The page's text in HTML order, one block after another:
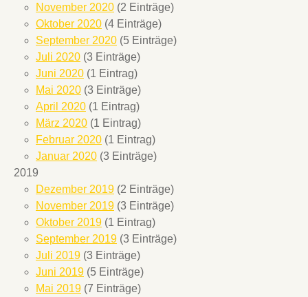
November 2020 (2 Einträge)
Oktober 2020 (4 Einträge)
September 2020 (5 Einträge)
Juli 2020 (3 Einträge)
Juni 2020 (1 Eintrag)
Mai 2020 (3 Einträge)
April 2020 (1 Eintrag)
März 2020 (1 Eintrag)
Februar 2020 (1 Eintrag)
Januar 2020 (3 Einträge)
2019
Dezember 2019 (2 Einträge)
November 2019 (3 Einträge)
Oktober 2019 (1 Eintrag)
September 2019 (3 Einträge)
Juli 2019 (3 Einträge)
Juni 2019 (5 Einträge)
Mai 2019 (7 Einträge)